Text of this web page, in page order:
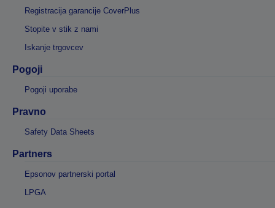
Registracija garancije CoverPlus
Stopite v stik z nami
Iskanje trgovcev
Pogoji
Pogoji uporabe
Pravno
Safety Data Sheets
Partners
Epsonov partnerski portal
LPGA